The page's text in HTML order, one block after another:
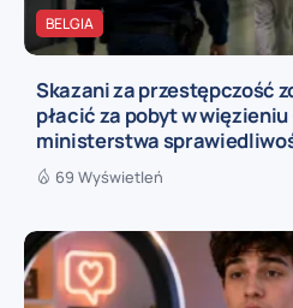
BELGIA
Skazani za przestępczość
płacić za pobyt w
ministerstwa
69 Wyświetleń